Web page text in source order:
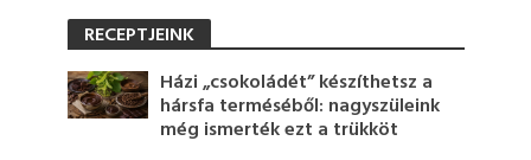
RECEPTJEINK
Házi „csokoládét” készíthetsz a
hársfa terméséből: nagyszüleink
még ismerték ezt a trükköt